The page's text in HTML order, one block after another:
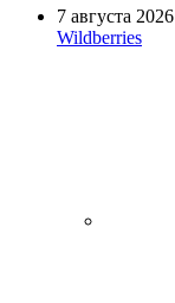
7 августа 2026
Wildberries